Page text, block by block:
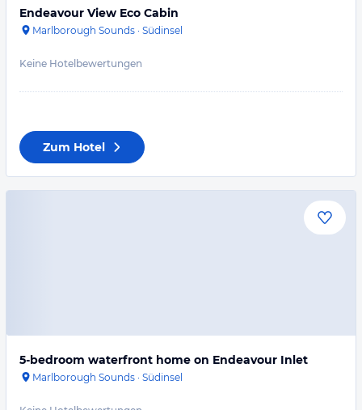
Endeavour View Eco Cabin
Marlborough Sounds · Südinsel
Keine Hotelbewertungen
Zum Hotel
5-bedroom waterfront home on Endeavour Inlet
Marlborough Sounds · Südinsel